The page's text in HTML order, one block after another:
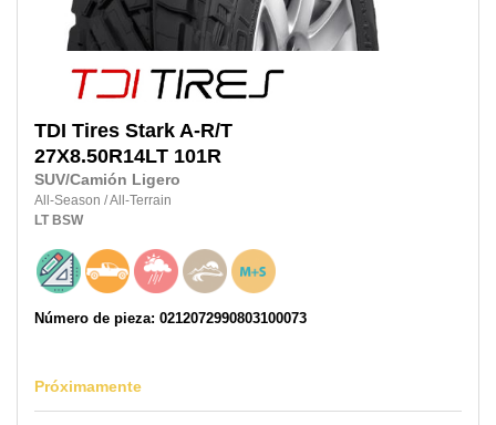
TDI Tires Stark A-R/T
27X8.50R14LT 101R
SUV/Camión Ligero
All-Season /All-Terrain
LT BSW
Número de pieza: 0212072990803100073
Próximamente